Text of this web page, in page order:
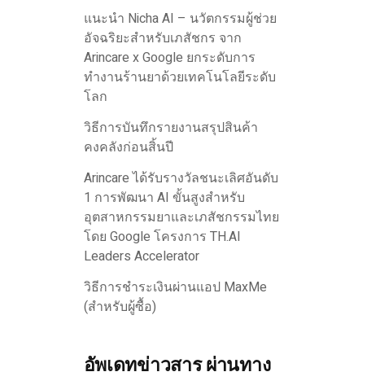
แนะนำ Nicha AI – นวัตกรรมผู้ช่วย
อัจฉริยะสำหรับเภสัชกร จาก
Arincare x Google ยกระดับการ
ทำงานร้านยาด้วยเทคโนโลยีระดับ
โลก
วิธีการบันทึกรายงานสรุปสินค้า
คงคลังก่อนสิ้นปี
Arincare ได้รับรางวัลชนะเลิศอันดับ
1 การพัฒนา AI ขั้นสูงสำหรับ
อุตสาหกรรมยาและเภสัชกรรมไทย
โดย Google โครงการ TH.AI
Leaders Accelerator
วิธีการชำระเงินผ่านแอป MaxMe
(สำหรับผู้ซื้อ)
อัพเดทข่าวสาร ผ่านทาง